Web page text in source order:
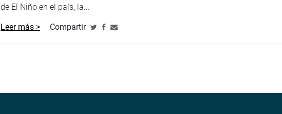
de El Niño en el país, la...
Leer más > Compartir